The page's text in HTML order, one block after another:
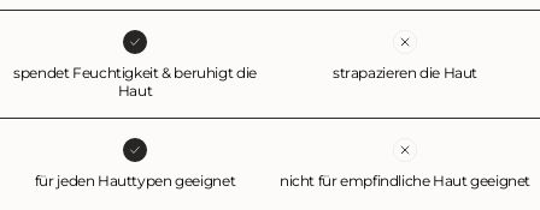
spendet Feuchtigkeit & beruhigt die
Haut
strapazieren die Haut
für jeden Hauttypen geeignet nicht für empfindliche Haut geeignet